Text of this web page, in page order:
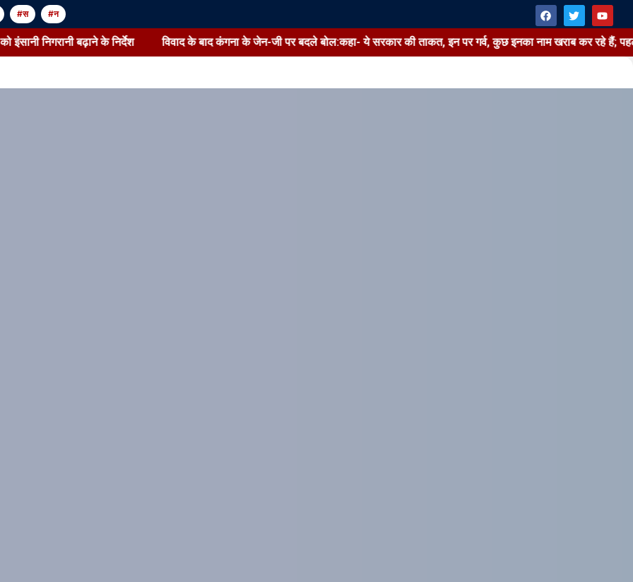
#स #न
इंसानी निगरानी बढ़ाने के निर्देश विवाद के बाद कंगना के जेन-जी पर बदले बोल:कहा- ये सरकार की ताकत, इन पर गर्व, कुछ इनका नाम खराब कर रहे हैं;